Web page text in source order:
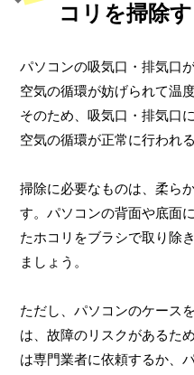
コリを掃除
パソコンの吸気口・排気口
空気の循環が妨げられて温
そのため、吸気口・排気口
空気の循環が正常に行われ
掃除に必要なものは、柔ら
す。パソコンの背面や底面
たホコリをブラシで取り除
ましょう。
ただし、パソコンのケース
は、故障のリスクがあるた
は専門業者に依頼するか、